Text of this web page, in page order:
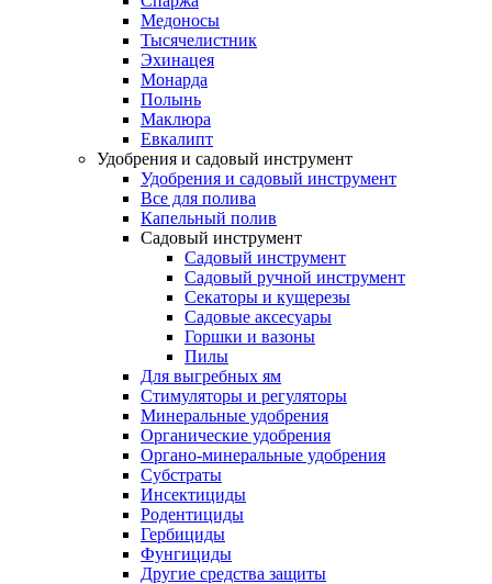
Медоносы
Тысячелистник
Эхинацея
Монарда
Полынь
Маклюра
Евкалипт
Удобрения и садовый инструмент
Удобрения и садовый инструмент
Все для полива
Капельный полив
Садовый инструмент
Садовый инструмент
Садовый ручной инструмент
Секаторы и кущерезы
Садовые аксесуары
Горшки и вазоны
Пилы
Для выгребных ям
Стимуляторы и регуляторы
Минеральные удобрения
Органические удобрения
Органо-минеральные удобрения
Субстраты
Инсектициды
Родентициды
Гербициды
Фунгициды
Другие средства защиты